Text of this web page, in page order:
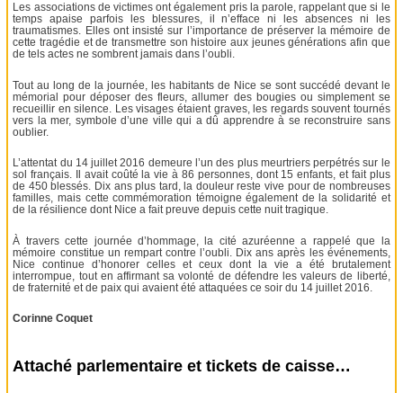
Les associations de victimes ont également pris la parole, rappelant que si le
temps apaise parfois les blessures, il n’efface ni les absences ni les
traumatismes. Elles ont insisté sur l’importance de préserver la mémoire de
cette tragédie et de transmettre son histoire aux jeunes générations afin que
de tels actes ne sombrent jamais dans l’oubli.
Tout au long de la journée, les habitants de Nice se sont succédé devant le
mémorial pour déposer des fleurs, allumer des bougies ou simplement se
recueillir en silence. Les visages étaient graves, les regards souvent tournés
vers la mer, symbole d’une ville qui a dû apprendre à se reconstruire sans
oublier.
L’attentat du 14 juillet 2016 demeure l’un des plus meurtriers perpétrés sur le
sol français. Il avait coûté la vie à 86 personnes, dont 15 enfants, et fait plus
de 450 blessés. Dix ans plus tard, la douleur reste vive pour de nombreuses
familles, mais cette commémoration témoigne également de la solidarité et
de la résilience dont Nice a fait preuve depuis cette nuit tragique.
À travers cette journée d’hommage, la cité azuréenne a rappelé que la
mémoire constitue un rempart contre l’oubli. Dix ans après les événements,
Nice continue d’honorer celles et ceux dont la vie a été brutalement
interrompue, tout en affirmant sa volonté de défendre les valeurs de liberté,
de fraternité et de paix qui avaient été attaquées ce soir du 14 juillet 2016.
Corinne Coquet
Attaché parlementaire et tickets de caisse…